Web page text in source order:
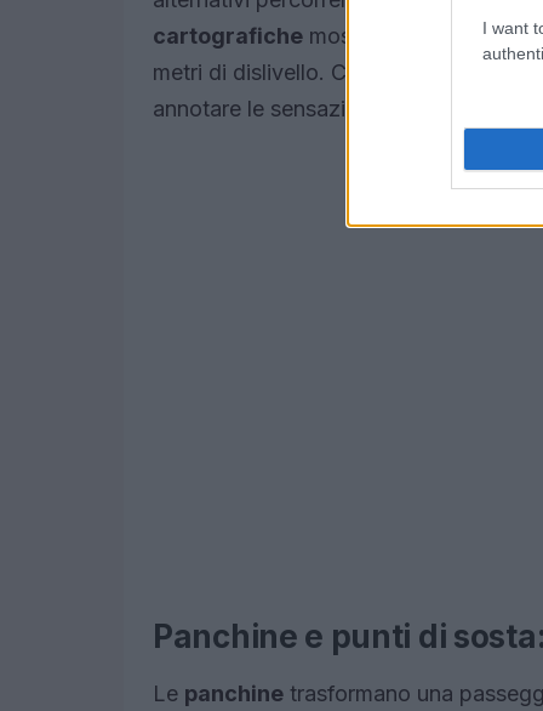
I want
cartografiche mostrano il profilo
metri di dislivello. Chi desidera una
annotare le sensazioni e scegliere il
Panchine e punti di
Le panchine trasformano una